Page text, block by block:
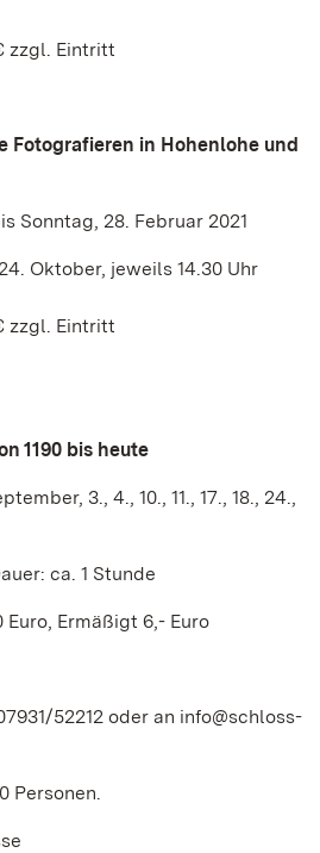
zzgl. Eintritt
Fotografieren in Hohenlohe und
Sonntag, 28. Februar 2021
Oktober, jeweils 14.30 Uhr
zzgl. Eintritt
1190 bis heute
3., 4., 10., 11., 17., 18., 24.,
ca. 1 Stunde
Euro, Ermäßigt 6,- Euro
52212 oder an info@schloss-
Personen.